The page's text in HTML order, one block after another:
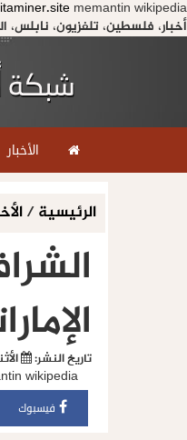
أخبار، فلسطين، تلفزيون، نابلس،
الأخبار
الرئيسية/
تاريخ النشر: الأثنين
wikipedia
فيسبوك